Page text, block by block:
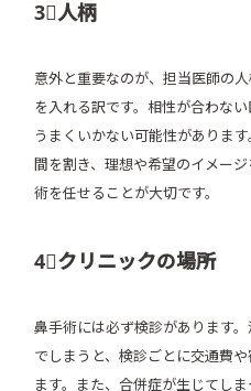
3⃣人柄
意外と重要なのが、担当医師の
を入れる訳です。相性が合わな
うまくいかない可能性がありま
間を割き、理想や希望のイメー
術を任せることが大切です。
4⃣クリニックの場所
鼻手術には必ず検診があります
でしまうと、検診ごとに交通費
ます。また、合併症が生じてし